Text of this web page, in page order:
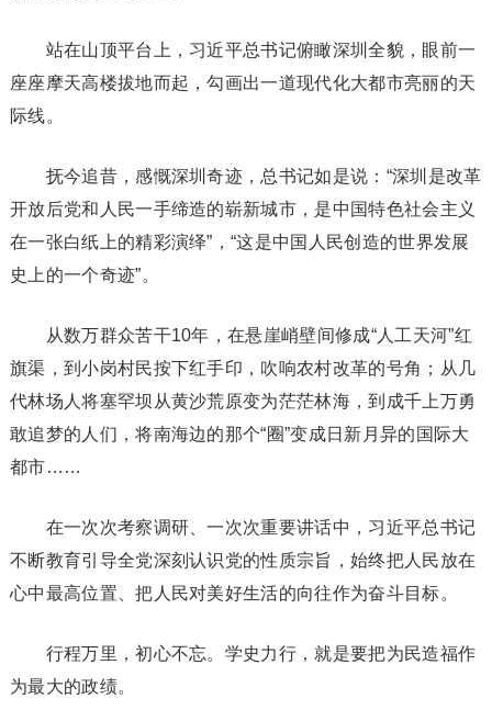
站在山顶平台上，习近平总书记俯瞰深圳全貌，眼前一
座座摩天高楼拔地而起，勾画出一道现代化大都市亮丽的天
际线。
抚今追昔，感慨深圳奇迹，总书记如是说：“深圳是改革
开放后党和人民一手缔造的崭新城市，是中国特色社会主义
在一张白纸上的精彩演绎”，“这是中国人民创造的世界发展
史上的一个奇迹”。
从数万群众苦干10年，在悬崖峭壁间修成“人工天河”红
旗渠，到小岗村民按下红手印，吹响农村改革的号角；从几
代林场人将塞罕坝从黄沙荒原变为茫茫林海，到成千上万勇
敢追梦的人们，将南海边的那个“圈”变成日新月异的国际大
都市……
在一次次考察调研、一次次重要讲话中，习近平总书记
不断教育引导全党深刻认识党的性质宗旨，始终把人民放在
心中最高位置、把人民对美好生活的向往作为奋斗目标。
行程万里，初心不忘。学史力行，就是要把为民造福作
为最大的政绩。